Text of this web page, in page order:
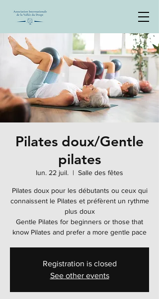
Pilates doux/Gentle
pilates
lun. 22 juil.
  |
Salle des fêtes
Pilates doux pour les débutants ou ceux qui
connaissent le Pilates et préfèrent un rythme
plus doux
Gentle Pilates for beginners or those that
know Pilates and prefer a more gentle pace
Registration is closed
See other events